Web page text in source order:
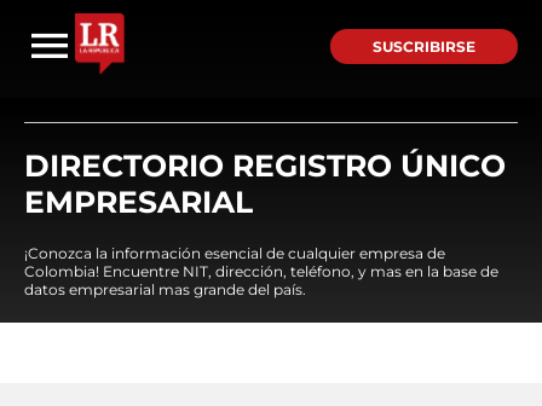
SUSCRIBIRSE
DIRECTORIO REGISTRO ÚNICO
EMPRESARIAL
¡Conozca la información esencial de cualquier empresa de
Colombia! Encuentre NIT, dirección, teléfono, y mas en la base de
datos empresarial mas grande del país.